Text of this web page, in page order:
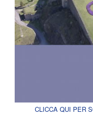
CLICCA QUI PER